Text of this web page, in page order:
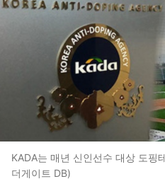
KADA는 매년 신인선수 대상 도핑
더게이트 DB)